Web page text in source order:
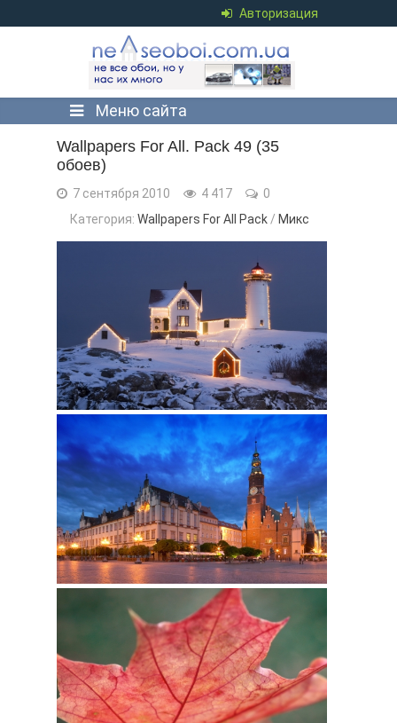
Авторизация
Меню сайта
Wallpapers For All. Pack 49 (35
обоев)
7 сентября 2010 4 417
0
Категория: Wallpapers For All Pack / Микс